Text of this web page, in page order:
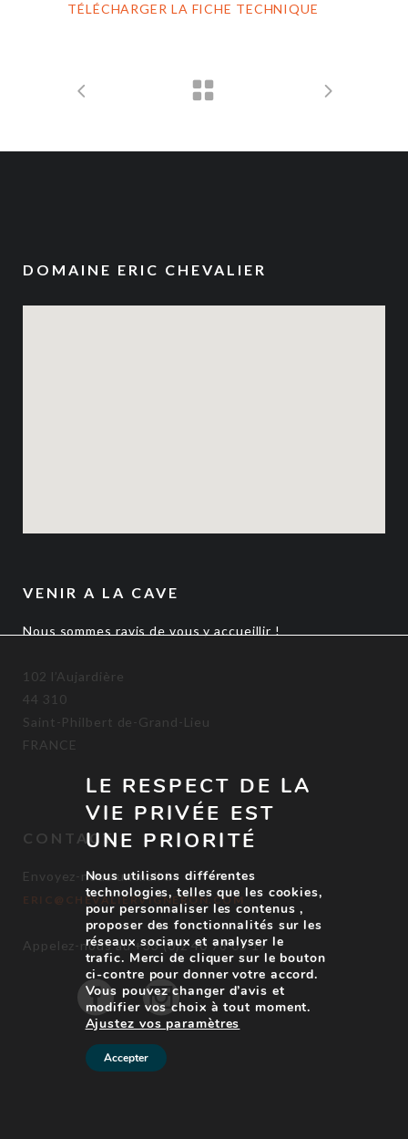
TÉLÉCHARGER LA FICHE TECHNIQUE
DOMAINE ERIC CHEVALIER
VENIR A LA CAVE
Nous sommes ravis de vous y accueillir !
102 l’Aujardière
44 310
Saint-Philbert de-Grand-Lieu
FRANCE
CONTACT
Envoyez-nous un mail à :
ERIC@CHEVALIERVIGNERON.COM
Appelez-nous au +33 (0)2 40 78 05 19
LE RESPECT DE LA
VIE PRIVÉE EST
UNE PRIORITÉ
Nous utilisons différentes
technologies, telles que les cookies,
pour personnaliser les contenus ,
proposer des fonctionnalités sur les
réseaux sociaux et analyser le
trafic. Merci de cliquer sur le bouton
ci-contre pour donner votre accord.
Vous pouvez changer d’avis et
modifier vos choix à tout moment.
Ajustez vos paramètres
Accepter